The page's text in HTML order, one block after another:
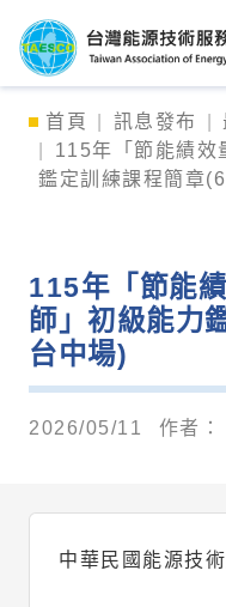
台灣能源技
首頁 訊息發布
115年「節能績效
鑑定訓練課程簡章
115年「節能
師」初級能力
台中場)
2026/05/11 作者：
中華民國能源技